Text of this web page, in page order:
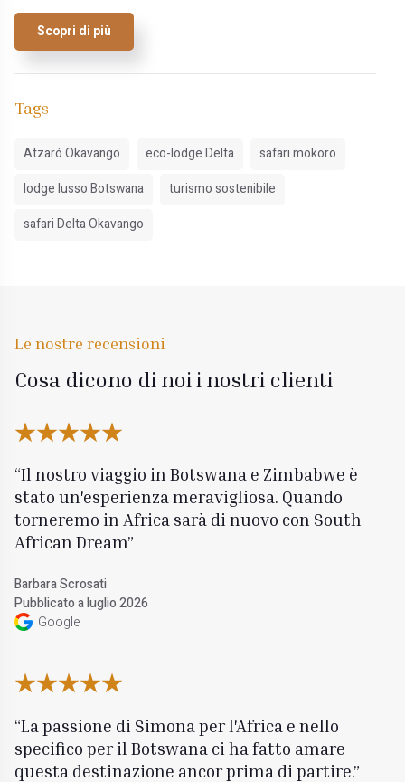
Scopri di più
Tags
Atzaró Okavango eco-lodge Delta
safari mokoro
lodge lusso Botswana
turismo sostenibile
safari Delta Okavango
Le nostre recensioni
Cosa dicono di noi i nostri clienti
Il nostro viaggio in Botswana e Zimbabwe è
stato un'esperienza meravigliosa. Quando
torneremo in Africa sarà di nuovo con South
African Dream
Barbara Scrosati
Pubblicato a luglio 2026
Google
La passione di Simona per l'Africa e nello
specifico per il Botswana ci ha fatto amare
questa destinazione ancor prima di partire.